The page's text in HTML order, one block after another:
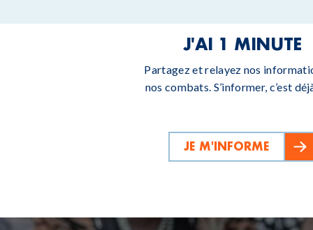
J'AI 1 MINUTE
Partagez et relayez nos
nos combats. S’informer, c’est
JE M'INFORME